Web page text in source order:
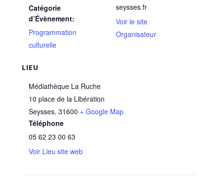
Catégorie
d’Évènement:
Programmation
culturelle
LIEU
Médiathèque La Ruche
10 place de la Libération
Seysses, 31600 + Google Map
Téléphone
05 62 23 00 63
Voir Lieu site web
seysses.fr
Voir le site
Organisateur